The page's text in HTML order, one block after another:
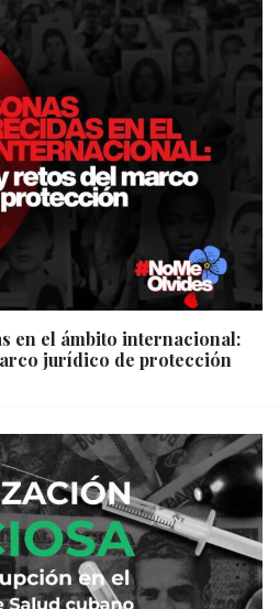
en el ámbito internacional:
jurídico de protección